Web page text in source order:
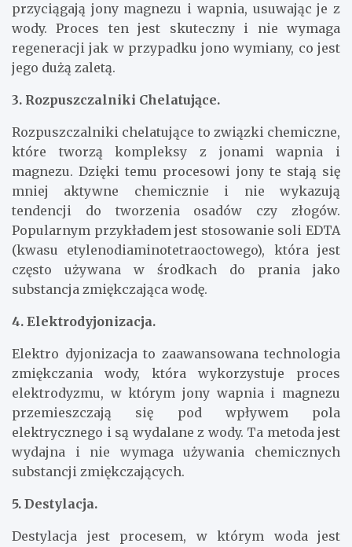
przyciągają jony magnezu i wapnia, usuwając je z
wody. Proces ten jest skuteczny i nie wymaga
regeneracji jak w przypadku jono wymiany, co jest
jego dużą zaletą.
3. Rozpuszczalniki Chelatujące.
Rozpuszczalniki chelatujące to związki chemiczne,
które tworzą kompleksy z jonami wapnia i
magnezu. Dzięki temu procesowi jony te stają się
mniej aktywne chemicznie i nie wykazują
tendencji do tworzenia osadów czy złogów.
Popularnym przykładem jest stosowanie soli EDTA
(kwasu etylenodiaminotetraoctowego), która jest
często używana w środkach do prania jako
substancja zmiękczająca wodę.
4. Elektrodyjonizacja.
Elektro dyjonizacja to zaawansowana technologia
zmiękczania wody, która wykorzystuje proces
elektrodyzmu, w którym jony wapnia i magnezu
przemieszczają się pod wpływem pola
elektrycznego i są wydalane z wody. Ta metoda jest
wydajna i nie wymaga używania chemicznych
substancji zmiękczających.
5. Destylacja.
Destylacja jest procesem, w którym woda jest